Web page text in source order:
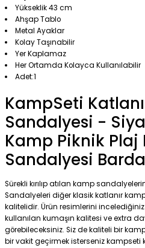
Yükseklik 43 cm
Ahşap Tablo
Metal Ayaklar
Kolay Taşınabilir
Yer Kaplamaz
Her Ortamda Kolayca Kullanılabilir
Adet:1
KampSeti
Sandalyesi -
Kamp Piknik Plaj
Sandalyesi
Sürekli kırılıp atılan kamp
Sandalyeleri diğer klasik katlanır
kalitelidir. Ürün resimlerini incelediğiniz
kullanılan kumaşın kalitesi ve extra
görebileceksiniz. Siz de kaliteli bir
bir vakit geçirmek isterseniz